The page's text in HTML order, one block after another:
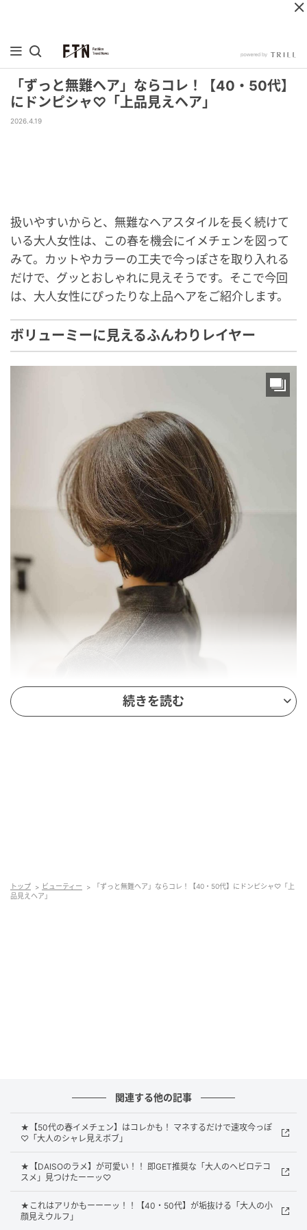
「ずっと無難ヘア」ならコレ！【40・50代】
にドンピシャ♡「上品見えヘア」
2026.4.19
扱いやすいからと、無難なヘアスタイルを長く続けて
いる大人女性は、この春を機会にイメチェンを図って
みて。カットやカラーの工夫で今っぽさを取り入れる
だけで、グッとおしゃれに見えそうです。そこで今回
は、大人女性にぴったりな上品ヘアをご紹介します。
ボリューミーに見えるふんわりレイヤー
続きを読む
トップ ビューティー
「ずっと無難ヘア」ならコレ！【40・50代】にドンピシャ♡「上
品見えヘア」
関連する他の記事
★【50代の春イメチェン】はコレかも！ マネするだけで速攻今っぽ
♡「大人のシャレ見えボブ」
★【DAISOのラメ】が可愛い！！ 即GET推奨な「大人のヘビロテコ
スメ」見つけたーーッ♡
★これはアリかもーーーッ！！【40・50代】が垢抜ける「大人の小
顔見えウルフ」